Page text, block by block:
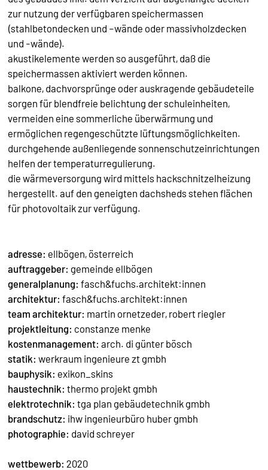
zur nutzung der verfügbaren speichermassen
(stahlbetondecken und –wände oder massivholzdecken
und -wände).
akustikelemente werden so ausgeführt, daß die
speichermassen aktiviert werden können.
balkone, dachvorsprünge oder auskragende gebäudeteile
sorgen für blendfreie belichtung der schuleinheiten,
vermeiden eine sommerliche überwärmung und
ermöglichen regengeschützte lüftungsmöglichkeiten.
durchgehende außenliegende sonnenschutzeinrichtungen
helfen der temperaturregulierung.
die wärmeversorgung wird mittels hackschnitzelheizung
hergestellt. auf den geneigten dachsheds stehen flächen
für photovoltaik zur verfügung.
adresse: ellbögen, österreich
auftraggeber: gemeinde ellbögen
generalplanung: fasch&fuchs.architekt:innen
architektur: fasch&fuchs.architekt:innen
team architektur: martin ornetzeder, robert riegler
projektleitung: constanze menke
kostenmanagement: arch. di günterbösch
statik: werkraum ingenieure zt gmbh
bauphysik: exikon_skins
haustechnik: thermo projekt gmbh
elektrotechnik: tga plan gebäudetechnik gmbh
brandschutz: ihw ingenieurbüro huber gmbh
photographie: david schreyer
wettbewerb: 2020